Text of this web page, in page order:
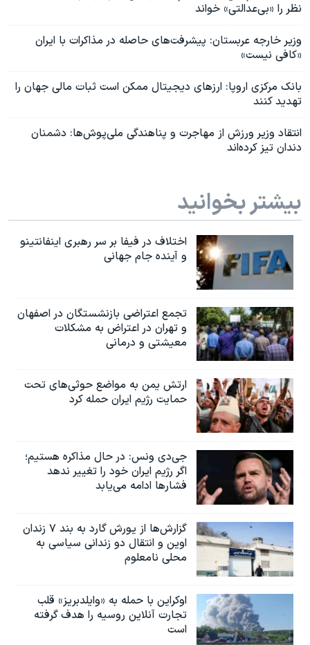
نظر را «بی‌عدالتی» خواند
وزیر خارجه عربستان: پیشرفت‌های حاصله در مذاکرات با ایران
«کافی نیست»
بانک مرکزی اروپا: ارزهای دیجیتال ممکن است ثبات مالی جهان را
تهدید کنند
انتقاد وزیر ورزش از مهاجرت و پناهندگی ملی‌پوش‌ها: دشمنان
دندان تیز کرده‌اند
بیشتر بخوانید
اختلاف در فیفا بر سر رهبری اینفانتینو
و آینده جام جهانی
تجمع اعتراضی بازنشستگان در اصفهان
و تهران در اعتراض به مشکلات
معیشتی و درمانی
ارتش یمن به مواضع حوثی‌های تحت
حمایت رژیم ایران حمله کرد
جی‌دی ونس: در حال مذاکره هستیم؛
اگر رژیم ایران خود را تغییر ندهد
فشارها ادامه می‌یابد
گزارش‌ها از یورش گارد به بند ۷ زندان
اوین و انتقال دو زندانی سیاسی به
محلی نامعلوم
اوکراین با حمله به «وایلدبریز» قلب
تجارت آنلاین روسیه را هدف گرفته
است